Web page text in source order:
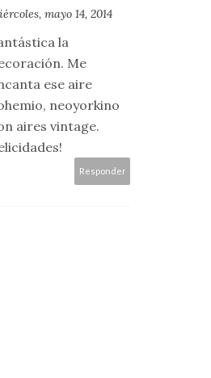
mayo 14, 2014
la
Me
ese aire
neoyorkino
aires vintage.
Responder